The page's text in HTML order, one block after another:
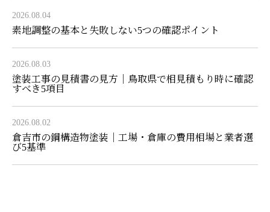
2026.08.04
素地調整の基本と失敗しない5つの確認ポイント
2026.08.03
塗装工事の見積書の見方｜鳥取県で相見積もり時に確認
すべき5項目
2026.08.02
倉吉市の鋼構造物塗装｜工場・倉庫の費用相場と業者選
び5基準